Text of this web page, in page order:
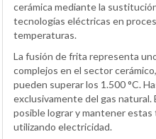
cerámica mediante la
tecnologías eléctricas en
temperaturas.
La fusión de frita representa
complejos en el sector
pueden superar los 1.500 °C.
exclusivamente del gas
posible lograr y mantener
utilizando electricidad.